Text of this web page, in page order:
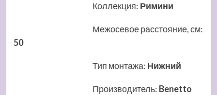
Коллекция: Римини
Межосевое расстояние, см:
50
Тип монтажа: Нижний
Производитель: Benetto